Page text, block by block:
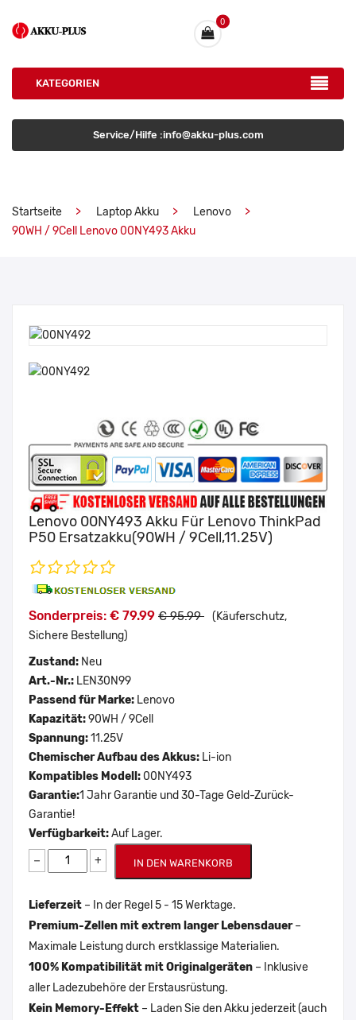
0
KATEGORIEN
Service/Hilfe :info@akku-plus.com
Startseite Laptop Akku
Lenovo
90WH / 9Cell Lenovo 00NY493 Akku
Lenovo 00NY493 Akku Für Lenovo ThinkPad
P50 Ersatzakku(90WH / 9Cell,11.25V)
Sonderpreis: € 79.99 € 95.99 (Käuferschutz,
Sichere Bestellung)
Zustand: Neu
Art.-Nr.: LEN30N99
Passend für Marke: Lenovo
Kapazität:90WH / 9Cell
Spannung:11.25V
Chemischer Aufbau des Akkus: Li-ion
Kompatibles Modell:00NY493
Garantie:1 Jahr Garantie und 30-Tage Geld-Zurück-
Garantie!
Verfügbarkeit:Auf Lager.
− + IN DEN WARENKORB
Lieferzeit – In der Regel 5 - 15 Werktage.
Premium-Zellen mit extrem langer Lebensdauer–
Maximale Leistung durch erstklassige Materialien.
100% Kompatibilität mit Originalgeräten – Inklusive
aller Ladezubehöre der Erstausrüstung.
Kein Memory-Effekt – Laden Sie den Akku jederzeit (auch